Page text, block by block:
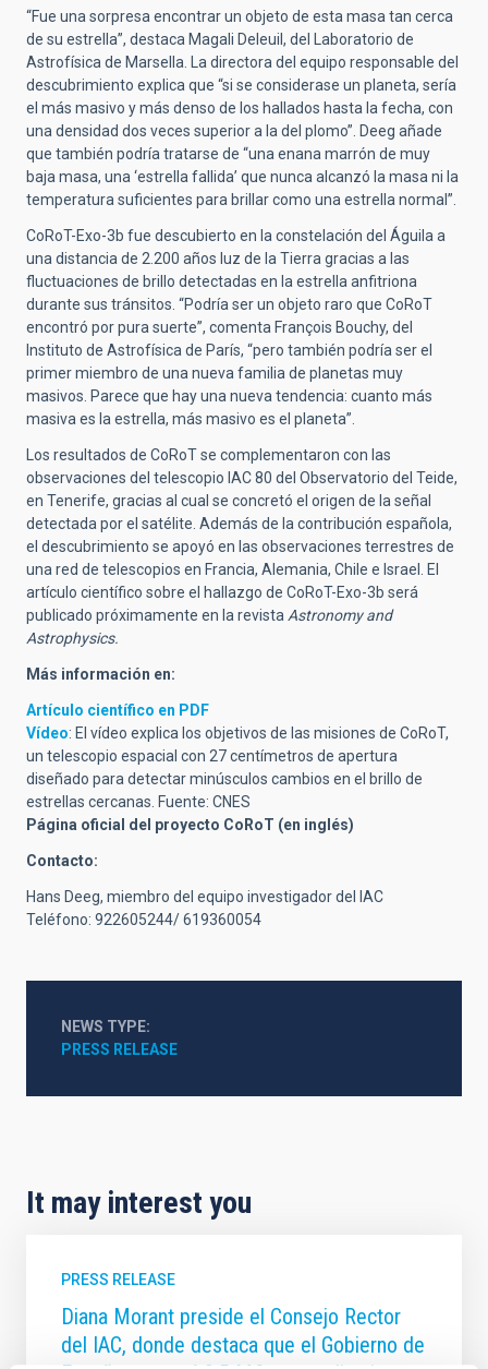
“Fue una sorpresa encontrar un objeto de esta masa tan cerca
de su estrella”, destaca Magali Deleuil, del Laboratorio de
Astrofísica de Marsella. La directora del equipo responsable del
descubrimiento explica que “si se considerase un planeta, sería
el más masivo y más denso de los hallados hasta la fecha, con
una densidad dos veces superior a la del plomo”. Deeg añade
que también podría tratarse de “una enana marrón de muy
baja masa, una ‘estrella fallida’ que nunca alcanzó la masa ni la
temperatura suficientes para brillar como una estrella normal”.
CoRoT-Exo-3b fue descubierto en la constelación del Águila a
una distancia de 2.200 años luz de la Tierra gracias a las
fluctuaciones de brillo detectadas en la estrella anfitriona
durante sus tránsitos. “Podría ser un objeto raro que CoRoT
encontró por pura suerte”, comenta François Bouchy, del
Instituto de Astrofísica de París, “pero también podría ser el
primer miembro de una nueva familia de planetas muy
masivos. Parece que hay una nueva tendencia: cuanto más
masiva es la estrella, más masivo es el planeta”.
Los resultados de CoRoT se complementaron con las
observaciones del telescopio IAC 80 del Observatorio del Teide,
en Tenerife, gracias al cual se concretó el origen de la señal
detectada por el satélite. Además de la contribución española,
el descubrimiento se apoyó en las observaciones terrestres de
una red de telescopios en Francia, Alemania, Chile e Israel. El
artículo científico sobre el hallazgo de CoRoT-Exo-3b será
publicado próximamente en la revista Astronomy and
Astrophysics.
Más información en:
Artículo científico en PDF
Vídeo: El vídeo explica los objetivos de las misiones de CoRoT,
un telescopio espacial con 27 centímetros de apertura
diseñado para detectar minúsculos cambios en el brillo de
estrellas cercanas. Fuente: CNES
Página oficial del proyecto CoRoT (en inglés)
Contacto:
Hans Deeg, miembro del equipo investigador del IAC
Teléfono: 922605244/ 619360054
NEWS TYPE
PRESS RELEASE
It may interest you
PRESS RELEASE
Diana Morant preside el Consejo Rector
del IAC, donde destaca que el Gobierno de